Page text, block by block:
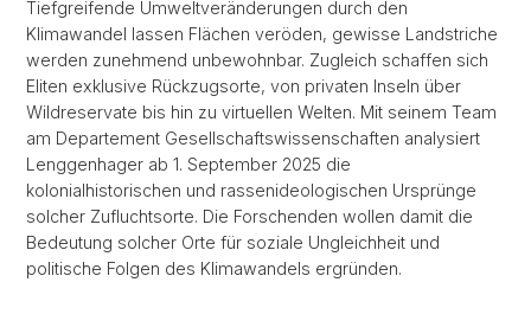
Tiefgreifende Umweltveränderungen durch den
Klimawandel lassen Flächen veröden, gewisse Landstriche
werden zunehmend unbewohnbar. Zugleich schaffen sich
Eliten exklusive Rückzugsorte, von privaten Inseln über
Wildreservate bis hin zu virtuellen Welten. Mit seinem Team
am Departement Gesellschaftswissenschaften analysiert
Lenggenhager ab 1. September 2025 die
kolonialhistorischen und rassenideologischen Ursprünge
solcher Zufluchtsorte. Die Forschenden wollen damit die
Bedeutung solcher Orte für soziale Ungleichheit und
politische Folgen des Klimawandels ergründen.